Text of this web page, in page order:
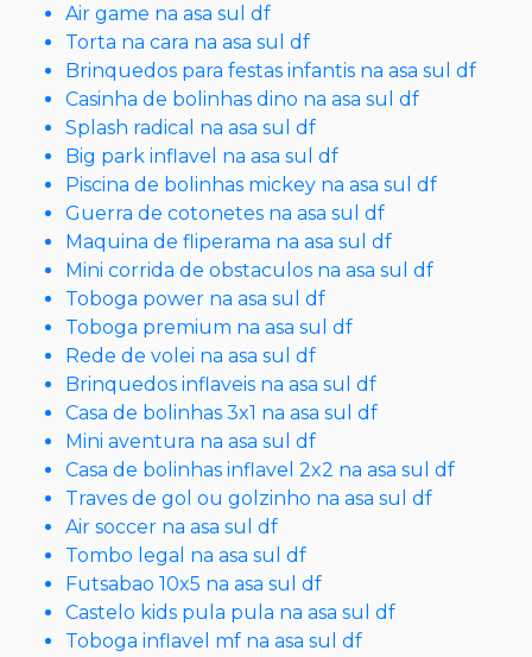
Air game na asa sul df
Torta na cara na asa sul df
Brinquedos para festas infantis na asa sul df
Casinha de bolinhas dino na asa sul df
Splash radical na asa sul df
Big park inflavel na asa sul df
Piscina de bolinhas mickey na asa sul df
Guerra de cotonetes na asa sul df
Maquina de fliperama na asa sul df
Mini corrida de obstaculos na asa sul df
Toboga power na asa sul df
Toboga premium na asa sul df
Rede de volei na asa sul df
Brinquedos inflaveis na asa sul df
Casa de bolinhas 3x1 na asa sul df
Mini aventura na asa sul df
Casa de bolinhas inflavel 2x2 na asa sul df
Traves de gol ou golzinho na asa sul df
Air soccer na asa sul df
Tombo legal na asa sul df
Futsabao 10x5 na asa sul df
Castelo kids pula pula na asa sul df
Toboga inflavel mf na asa sul df